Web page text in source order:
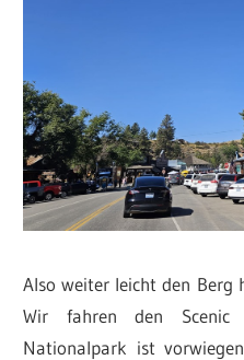
Also weiter leicht den Berg
Wir fahren den Scenic
Nationalpark ist